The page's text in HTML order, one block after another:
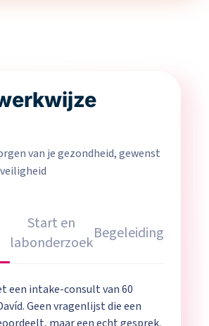
van je gezondheid, gewenst
Start en
labonderzoekBegeleiding
een intake-consult van 60
Geen vragenlijst die een